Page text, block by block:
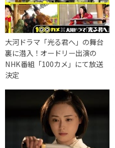
大河ドラマ「光る君へ」の舞台
裏に潜入！オードリー出演の
NHK番組「100カメ」にて放送
決定